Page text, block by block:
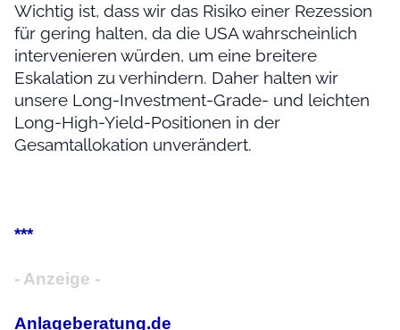
Wichtig ist, dass wir das Risiko einer Rezession
für gering halten, da die USA wahrscheinlich
intervenieren würden, um eine breitere
Eskalation zu verhindern. Daher halten wir
unsere Long-Investment-Grade- und leichten
Long-High-Yield-Positionen in der
Gesamtallokation unverändert.
***
- Anzeige -
Anlageberatung.de